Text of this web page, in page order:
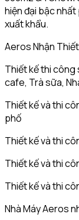
hiện đại bậc
xuất khẩu.
Aeros Nhận
Thiết kế thi công
cafe, Trà sữa,
Thiết kế và thi
phố
Thiết kế và thi
Thiết kế và thi
Thiết kế và thi
Nhà Máy Aeros